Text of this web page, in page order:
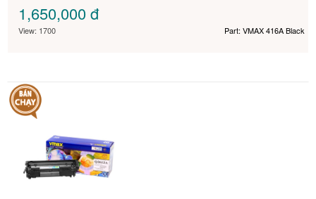
1,650,000đ
View: 1700 Part: VMAX 416A Black